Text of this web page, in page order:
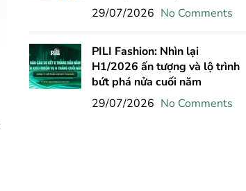
29/07/2026 No Comments
PILI Fashion: Nhìn lại
H1/2026 ấn tượng và lộ trình
bứt phá nửa cuối năm
29/07/2026 No Comments